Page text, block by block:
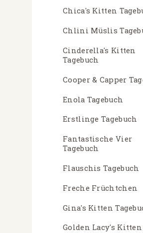
Chica's Kitten
Chlini Müslis
Cinderella's Kitten
Tagebuch
Cooper & Capper
Enola Tagebuch
Erstlinge Tagebuch
Fantastische Vier
Tagebuch
Flauschis Tagebuch
Freche Früchtchen
Gina's Kitten
Golden Lacy's Kitten